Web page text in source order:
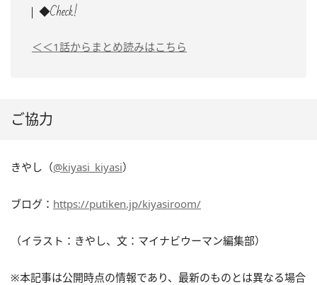
◆Check!
＜＜1話からまとめ読みはこちら
ご協力
きやし（@kiyasi_kiyasi）
ブログ： https://putiken.jp/kiyasiroom/
（イラスト：きやし、文：マイナビウーマン編集部）
※本記事は公開時点の情報であり、最新のものとは異なる場合